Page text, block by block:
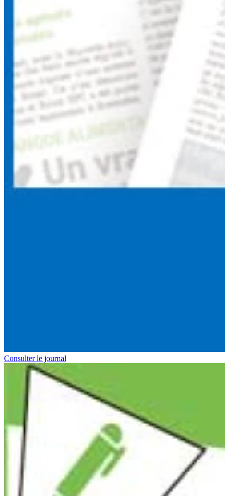
Consulter le journal